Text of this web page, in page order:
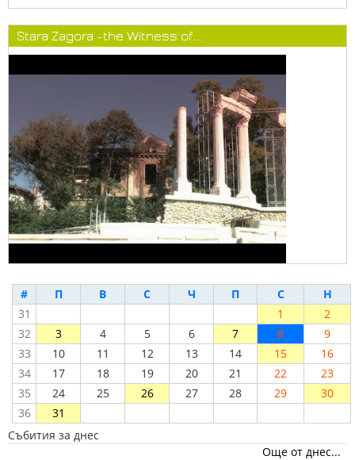
Stara Zagora -the Witness of...
# П В С Ч П С
Н
31
1
2
32
3 4 5 6 7 8
9
33
10 11 12 13 14 15
16
34
17 18 19 20 21 22
23
35
24 25 26 27 28 29
30
36
31
Събития за днес
Още от днес...